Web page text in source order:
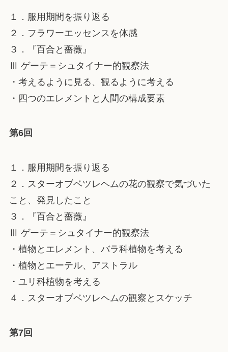
１．服用期間を振り返る
２．フラワーエッセンスを体感
３．『百合と薔薇』
Ⅲ ゲーテ＝シュタイナー的観察法
・考えるように見る、観るように考える
・四つのエレメントと人間の構成要素
第6回
１．服用期間を振り返る
２．スターオブベツレヘムの花の観察で気づいた
こと、発見したこと
３．『百合と薔薇』
Ⅲ ゲーテ＝シュタイナー的観察法
・植物とエレメント、バラ科植物を考える
・植物とエーテル、アストラル
・ユリ科植物を考える
４．スターオブベツレヘムの観察とスケッチ
第7回